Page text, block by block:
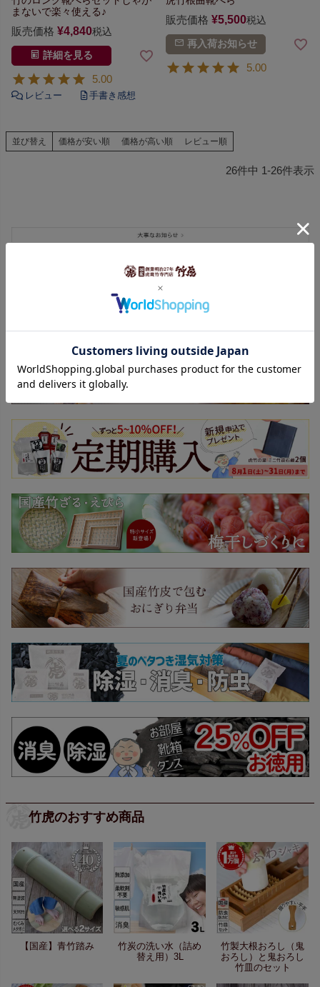
まないで楽々使える♪
販売価格 ¥4,840税込
詳細を見る
5.00
販売価格 ¥5,500税込
再入荷お知らせ
5.00
並び替え 価格が安い順 価格が高い順 レビュー順
26件中 1-26件表示
竹虎のおすすめ商品
【国産】青竹踏み
竹炭の洗い水（詰め
替え用）3L
竹製大根おろし（鬼
おろし）と鬼おろし
竹皿のセット